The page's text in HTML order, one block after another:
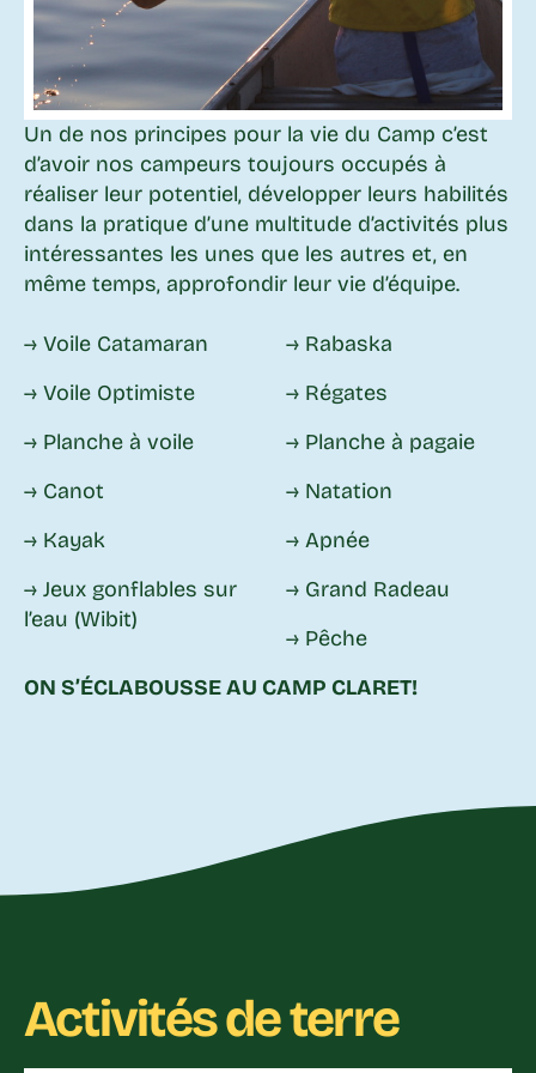
Un de nos principes pour la vie du Camp c’est
d’avoir nos campeurs toujours occupés à
réaliser leur potentiel, développer leurs habilités
dans la pratique d’une multitude d’activités plus
intéressantes les unes que les autres et, en
même temps, approfondir leur vie d’équipe.
→ Voile Catamaran
→ Voile Optimiste
→ Planche à voile
→ Canot
→ Kayak
→ Jeux gonflables sur
l’eau (Wibit)
→ Rabaska
→ Régates
→ Planche à pagaie
→ Natation
→ Apnée
→ Grand Radeau
→ Pêche
ON S’ÉCLABOUSSE AU CAMP CLARET!
Activités de terre